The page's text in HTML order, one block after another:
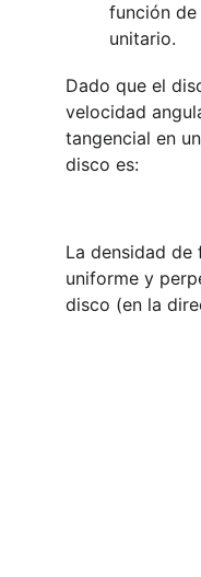
función
        unitario.
Dado que el
velocidad
tangencial en
disco es:
La densidad
uniforme y
disco (en la